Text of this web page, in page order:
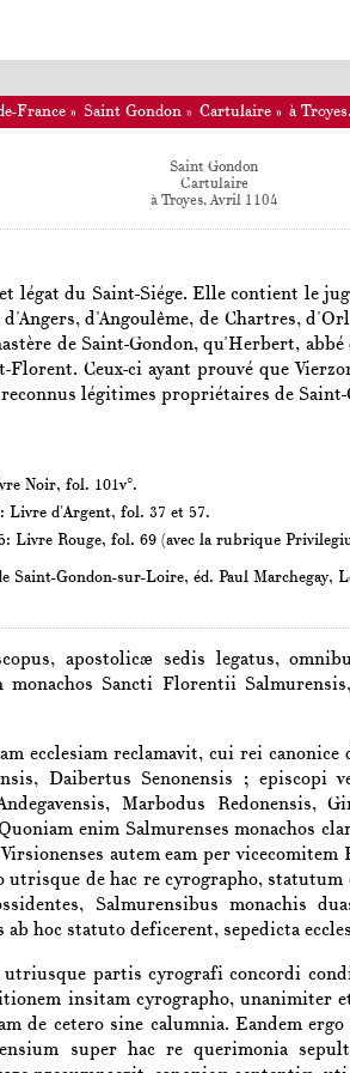
France» Saint Gondon» Cartulaire» à
Saint Gondon
Cartulaire
à Troyes. Avril 1104
légat du Saint-Siége. Elle contient le
d'Angoulême, de Chartres,
de Saint-Gondon, qu'Herbert,
Florent. Ceux-ci ayant prouvé que
légitimes propriétaires de Saint-
Noir, fol. 101v°.
Livre d'Argent, fol. 37 et 57.
Livre Rouge, fol. 69 (avec la rubrique
Saint-Gondon-sur-Loire, éd. Paul Marchegay,
apostolicæ sedis legatus,
Sancti Florentii Salmurensis
ecclesiam reclamavit, cui rei
, Daibertus Senonensis ; episcopi
, Marbodus Redonensis,
enim Salmurenses monachos
Virsionenses autem eam per vicecomitem
utrisque de hac re cyrographo, statutum
Salmurensibus monachis
ab hoc statuto deficerent, sepedicta
partis cyrografi concordi
insitam cyrographo, unanimiter
de cetero sine calumnia. Eandem
super hac re querimonia